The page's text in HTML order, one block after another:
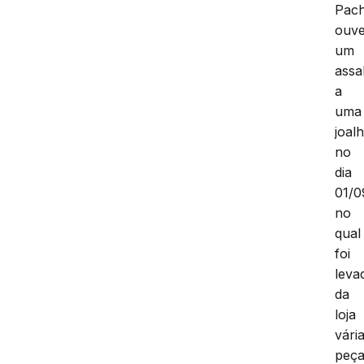
um
a
uma
no
dia
01/
no
qual
foi
da
loja